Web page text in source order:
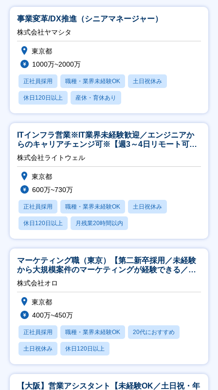
事業変革/DX推進（シニアマネージャー）
株式会社ヤマシタ
東京都
1000万~2000万
正社員採用 職種・業界未経験OK 土日祝休み
休日120日以上 産休・育休あり
ITインフラ営業※IT業界未経験歓迎／エンジニアか
らのキャリアチェンジ可※【週3～4日リモート可
能】
株式会社ライトウェル
東京都
600万~730万
正社員採用 職種・業界未経験OK 土日祝休み
休日120日以上 月残業20時間以内
マーケティング職（東京）【第二新卒採用／未経験
から大規模案件のマーケティングが経験できる／研
修充実】
株式会社オロ
東京都
400万~450万
正社員採用 職種・業界未経験OK 20代におすすめ
土日祝休み 休日120日以上
【大阪】営業アシスタント【未経験OK／土日祝・年